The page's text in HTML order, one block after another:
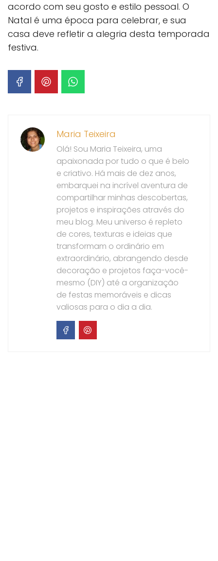
acordo com seu gosto e estilo pessoal. O
Natal é uma época para celebrar, e sua
casa deve refletir a alegria desta temporada
festiva.
Maria Teixeira
Olá! Sou Maria Teixeira, uma
apaixonada por tudo o que é belo
e criativo. Há mais de dez anos,
embarquei na incrível aventura de
compartilhar minhas descobertas,
projetos e inspirações através do
meu blog. Meu universo é repleto
de cores, texturas e ideias que
transformam o ordinário em
extraordinário, abrangendo desde
decoração e projetos faça-você-
mesmo (DIY) até a organização
de festas memoráveis e dicas
valiosas para o dia a dia.